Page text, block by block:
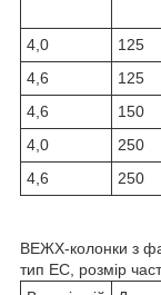
4,0 125
4,6
125
4,6
150
4,0
250
4,6
250
ВЕЖХ-колонки з
тип EC, розмір